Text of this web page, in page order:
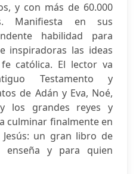
y con más de 60.000
Manifiesta en sus
habilidad para
inspiradoras las ideas
católica. El lector va
Testamento y
de Adán y Eva, Noé,
los grandes reyes y
culminar finalmente en
un gran libro de
enseña y para quien